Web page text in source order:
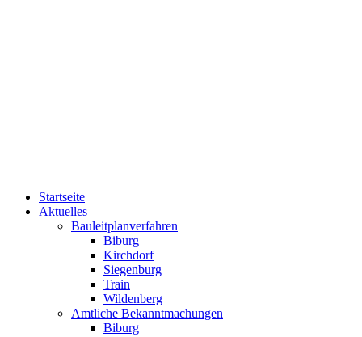
Startseite
Aktuelles
Bauleitplanverfahren
Biburg
Kirchdorf
Siegenburg
Train
Wildenberg
Amtliche Bekanntmachungen
Biburg